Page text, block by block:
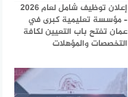
إعلان توظيف شامل لعام 2026
– مؤسسة تعليمية كبرى في
عمان تفتح باب التعيين لكافة
التخصصات والمؤهلات